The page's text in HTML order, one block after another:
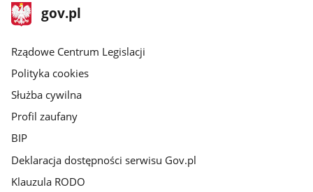
stopka
gov.plStrona
gov.pl
Rządowe Centrum Legislacji
Polityka cookies
Służba cywilna
Profil zaufany
BIP
Deklaracja dostępności serwisu Gov.pl
Klauzula RODO